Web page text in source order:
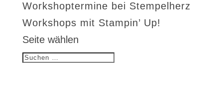
Workshoptermine bei Stempelherz
Workshops mit Stampin’ Up!
Seite wählen